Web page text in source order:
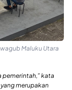
Maluku Utara
pemerintah,” kata
yang merupakan